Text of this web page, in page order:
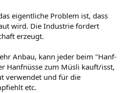
eigentliche Problem ist, dass
wird. Die Industrie fordert
erzeugt.
Anbau, kann jeder beim "Hanf-
Hanfnüsse zum Müsli kauft/isst,
verwendet und für die
etc.